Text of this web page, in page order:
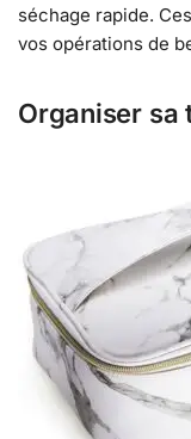
séchage rapide.
vos opérations de
Organiser sa